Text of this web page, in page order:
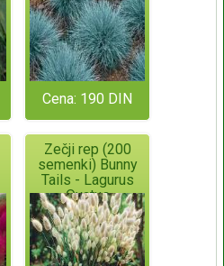
Cena: 190 DIN
Zečji rep (200
semenki) Bunny
Tails - Lagurus
Ovatus